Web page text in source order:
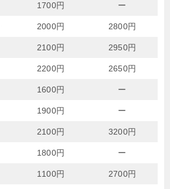
1700円 ー
2000円 2800円
2100円 2950円
2200円 2650円
1600円 ー
1900円 ー
2100円 3200円
1800円 ー
1100円 2700円